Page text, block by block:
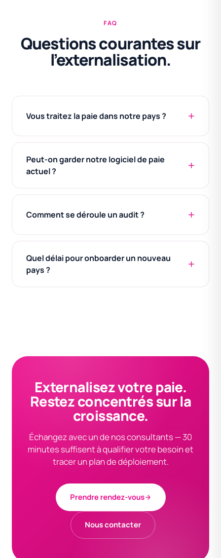
FAQ
Questions courantes sur
l’externalisation.
Vous traitez la paie dans notre pays ?
Peut-on garder notre logiciel de paie
actuel ?
Comment se déroule un audit ?
Quel délai pour onboarder un nouveau
pays ?
Externalisez votre paie.
Restez concentrés sur la
croissance.
Échangez avec un de nos consultants — 30
minutes suffisent à qualifier votre besoin et
tracer un plan de déploiement.
Prendre rendez-vous
Nous contacter